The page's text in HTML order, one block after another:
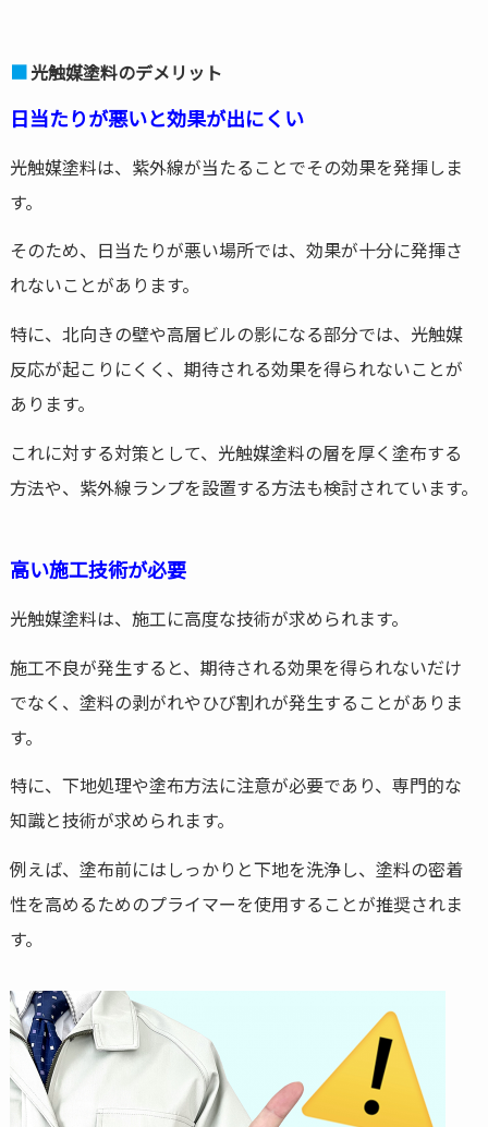
光触媒塗料のデメリット
日当たりが悪いと効果が出にくい
光触媒塗料は、紫外線が当たることでその効果を発揮しま
す。
そのため、日当たりが悪い場所では、効果が十分に発揮さ
れないことがあります。
特に、北向きの壁や高層ビルの影になる部分では、光触媒
反応が起こりにくく、期待される効果を得られないことが
あります。
これに対する対策として、光触媒塗料の層を厚く塗布する
方法や、紫外線ランプを設置する方法も検討されています。
高い施工技術が必要
光触媒塗料は、施工に高度な技術が求められます。
施工不良が発生すると、期待される効果を得られないだけ
でなく、塗料の剥がれやひび割れが発生することがありま
す。
特に、下地処理や塗布方法に注意が必要であり、専門的な
知識と技術が求められます。
例えば、塗布前にはしっかりと下地を洗浄し、塗料の密着
性を高めるためのプライマーを使用することが推奨されま
す。